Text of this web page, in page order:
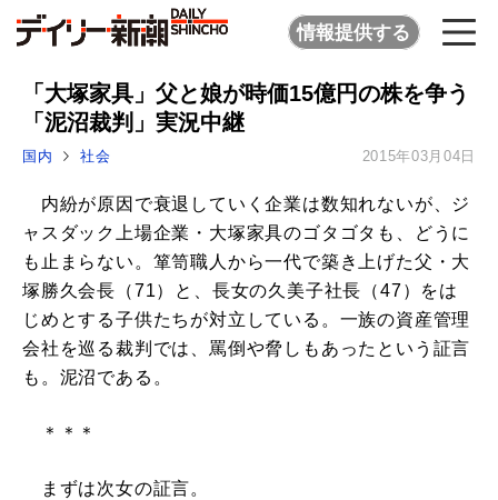
情報提供する
「大塚家具」父と娘が時価15億円の株を争う
「泥沼裁判」実況中継
国内 社会 2015年03月04日
内紛が原因で衰退していく企業は数知れないが、ジ
ャスダック上場企業・大塚家具のゴタゴタも、どうに
も止まらない。箪笥職人から一代で築き上げた父・大
塚勝久会長（71）と、長女の久美子社長（47）をは
じめとする子供たちが対立している。一族の資産管理
会社を巡る裁判では、罵倒や脅しもあったという証言
も。泥沼である。
＊＊＊
まずは次女の証言。